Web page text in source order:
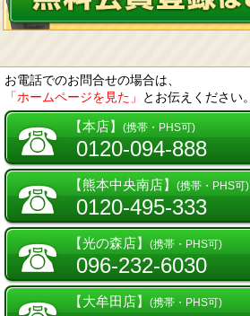
お電話でのお問合せの場合は、
「ホームページを見た」
とお伝えください。
☎ 【本店】 (携帯・PHS可)
0120-094-888
☎ 【熊本中央南店】 (携帯・PHS可)
0120-495-333
☎ 【光の森店】 (携帯・PHS可)
096-232-6030
【大牟田店】 (携帯・PHS可)